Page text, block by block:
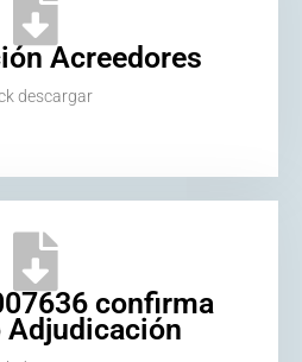
Acreedores
descargar
confirma
Adjudicación